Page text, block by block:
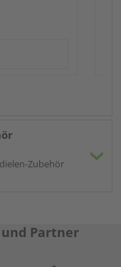
Zubehör
Partner